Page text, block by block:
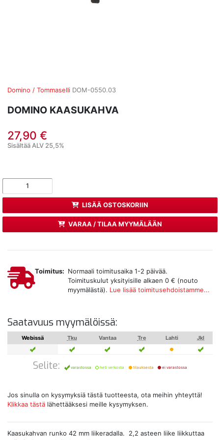
Domino / Tommaselli DOM-0550.03
DOMINO KAASUKAHVA
27,90 €
Sisältää ALV 25,5%
LISÄÄ OSTOSKORIIN
VARAA / TILAA MYYMÄLÄÄN
Toimitus: Normaali toimitusaika 1-2 päivää.
Toimituskulut yksityisille alkaen 0 € (nouto
myymälästä). Lue lisää toimitusehdoistamme...
Saatavuus myymälöissä:
Webissä Tku Vantaa Tre Lahti Jkl
Selite: varastossa heti verkosta tilauksesta ei varastossa
Jos sinulla on kysymyksiä tästä tuotteesta, ota meihin yhteyttä!
Klikkaa tästä lähettääksesi meille kysymyksen.
Kaasukahvan runko 42 mm liikeradalla. 2,2 asteen liike liikkuttaa